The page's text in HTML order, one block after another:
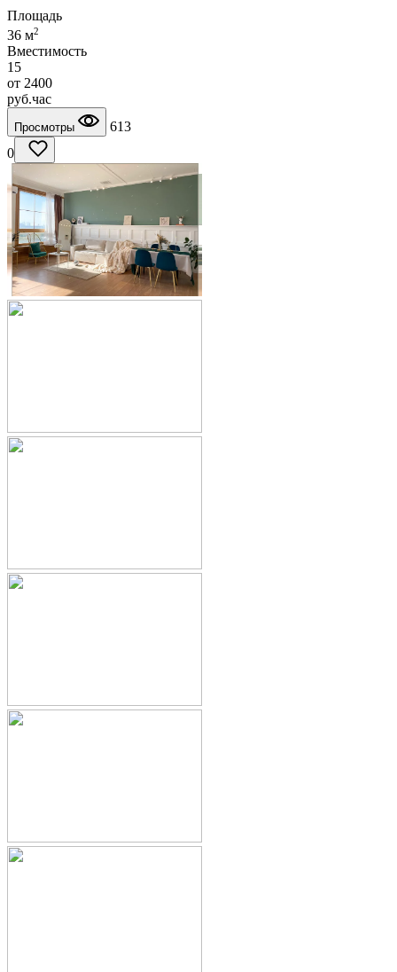
Площадь
36 м2
Вместимость
15
от 2400
руб.час
Просмотры
613
0